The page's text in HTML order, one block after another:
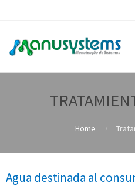
Home
Agua destinada al